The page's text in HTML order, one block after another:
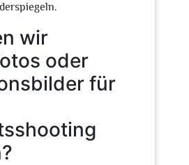
wir
oder
für